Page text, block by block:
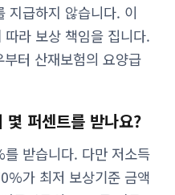
지급하지 않습니다. 이
라 보상 책임을 집니다.
터 산재보험의 요양급
몇 퍼센트를 받나요?
받습니다. 다만 저소득
가 최저 보상기준 금액